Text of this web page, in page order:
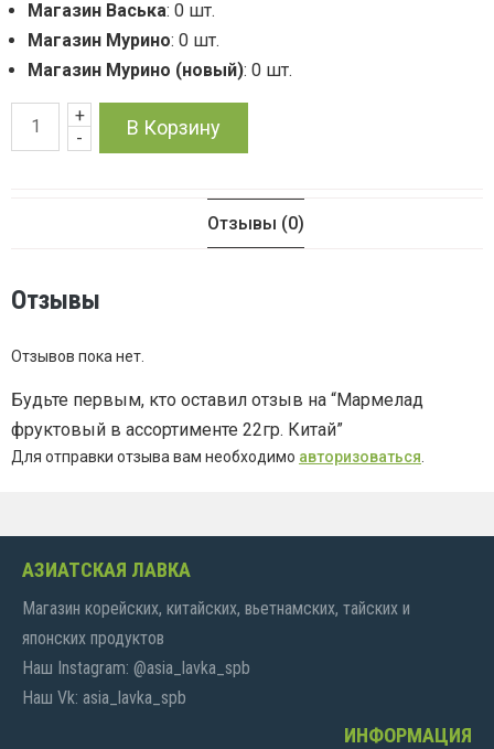
Магазин Васька: 0 шт.
Магазин Мурино: 0 шт.
Магазин Мурино (новый): 0 шт.
-
Количество
ассортименте
22гр.
Китай
+
В Корзину
Отзывы (0)
Отзывы
Отзывов пока нет.
Будьте первым, кто оставил отзыв на “Мармелад
фруктовый в ассортименте 22гр. Китай”
Для отправки отзыва вам необходимо авторизоваться
АЗИАТСКАЯ ЛАВКА
Магазин корейских, китайских, вьетнамских, тайских и
японских продуктов
Наш Instagram: @asia_lavka_spb
Наш Vk: asia_lavka_spb
ИНФОРМАЦИЯ